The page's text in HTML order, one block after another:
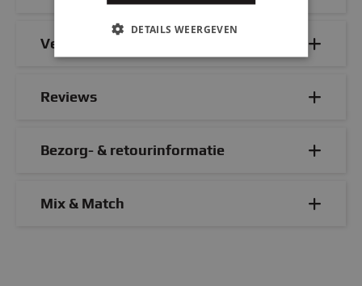
Veelgestelde vragen
Reviews
Bezorg- & retourinformatie
Mix & Match
DETAILS WEERGEVEN